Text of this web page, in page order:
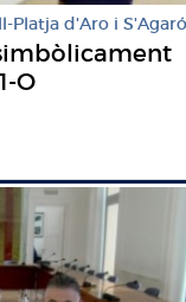
Platja d'Aro i S'Agaró
O